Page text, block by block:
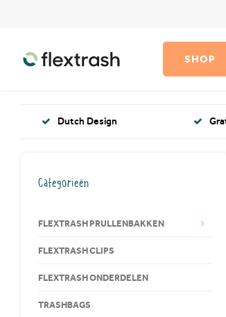
SHOP
Dutch Design
Categorieën
FLEXTRASH PRULLENBAKKEN
FLEXTRASH CLIPS
FLEXTRASH ONDERDELEN
TRASHBAGS